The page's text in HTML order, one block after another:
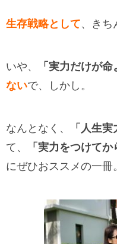
生存戦略として、きち
いや、 「実力だけが命
ないで、しかし。
なんとなく、 「人生
て、
「実力をつけてか
にぜひおススメの一冊。